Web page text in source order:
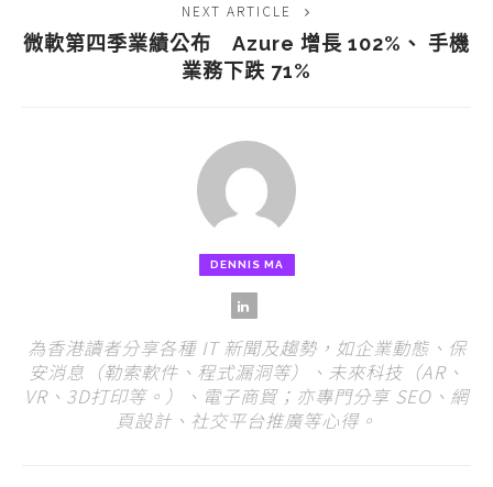
NEXT ARTICLE
微軟第四季業績公布 Azure 增長 102%、 手機
業務下跌 71%
DENNIS MA
為香港讀者分享各種 IT 新聞及趨勢，如企業動態、保
安消息（勒索軟件、程式漏洞等）、未來科技（AR、
VR、3D打印等。）、電子商貿；亦專門分享 SEO、網
頁設計、社交平台推廣等心得。